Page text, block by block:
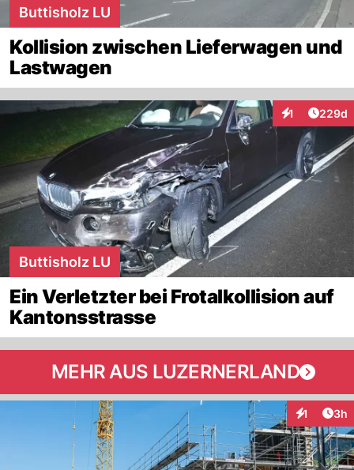
Buttisholz LU
Kollision zwischen Lieferwagen und
Lastwagen
1
Interaktionen
229d
Buttisholz LU
Ein Verletzter bei Frotalkollision auf
Kantonsstrasse
MEHR AUS LUZERNERLAND
1 3h